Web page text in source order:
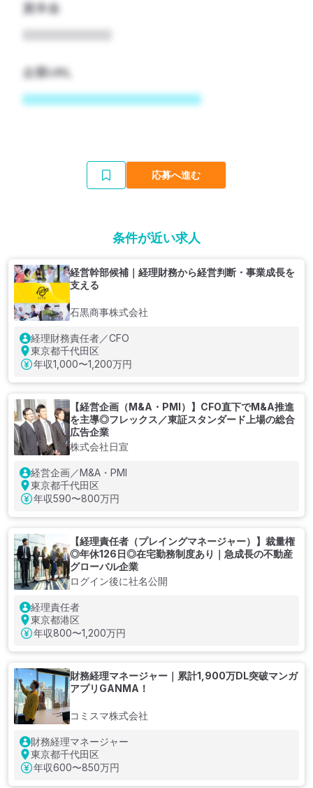
資本金
企業URL
応募へ進む
条件が近い求人
経営幹部候補｜経理財務から経営判断・事業成長を
支える
石黒商事株式会社
経理財務責任者／CFO
東京都千代田区
年収1,000〜1,200万円
【経営企画（M&A・PMI）】CFO直下でM&A推進
を主導◎フレックス／東証スタンダード上場の総合
広告企業
株式会社日宣
経営企画／M&A・PMI
東京都千代田区
年収590〜800万円
【経理責任者（プレイングマネージャー）】裁量権
◎年休126日◎在宅勤務制度あり｜急成長の不動産
グローバル企業
ログイン後に社名公開
経理責任者
東京都港区
年収800〜1,200万円
財務経理マネージャー｜累計1,900万DL突破マンガ
アプリGANMA！
コミスマ株式会社
財務経理マネージャー
東京都千代田区
年収600〜850万円